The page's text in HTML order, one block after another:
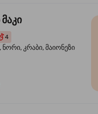
4
ნორი, კრაბი, მაიონეზი